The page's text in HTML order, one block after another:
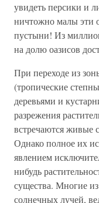
увидеть персики и
ничтожно малы эти
пустыни! Из
на долю оазисов
При переходе из
(тропические
деревьями и
разрежения
встречаются живые
Однако полное их
явлением
нибудь
существа. Многие
солнечных лучей,